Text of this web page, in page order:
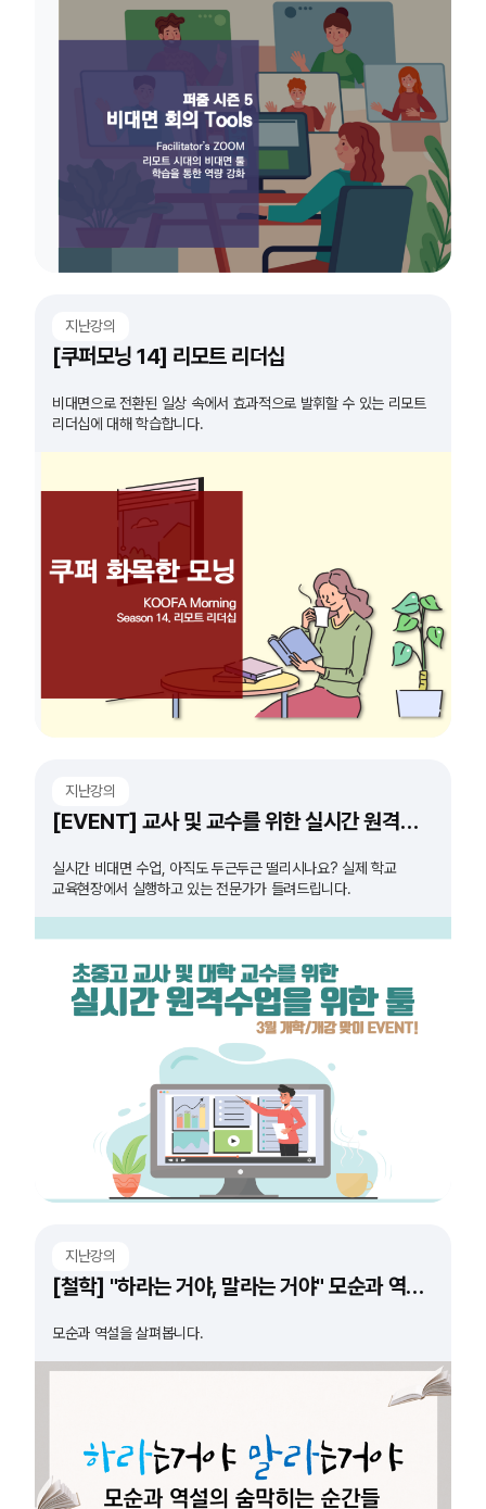
지난강의
[쿠퍼모닝 14] 리모트 리더십
비대면으로 전환된 일상 속에서 효과적으로 발휘할 수 있는 리모트
리더십에 대해 학습합니다.
지난강의
[EVENT] 교사 및 교수를 위한 실시간 원격수업 도구 특강
실시간 비대면 수업, 아직도 두근두근 떨리시나요? 실제 학교
교육현장에서 실행하고 있는 전문가가 들려드립니다.
지난강의
[철학] "하라는 거야, 말라는 거야" 모순과 역설의 숨 막히는 순간들
모순과 역설을 살펴봅니다.